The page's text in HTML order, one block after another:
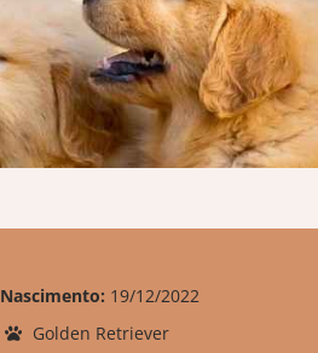
Nascimento: 19/12/2022
Golden Retriever